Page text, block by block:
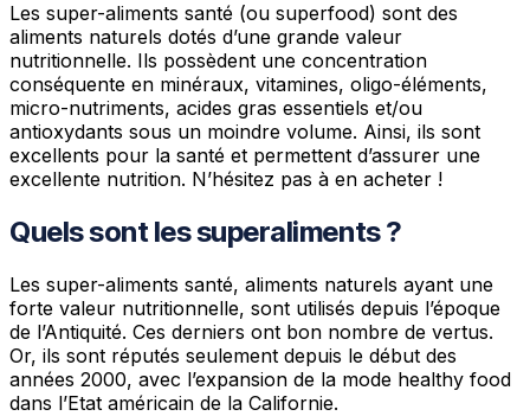
Les super-aliments santé (ou superfood) sont des
aliments naturels dotés d’une grande valeur
nutritionnelle. Ils possèdent une concentration
conséquente en minéraux, vitamines, oligo-éléments,
micro-nutriments, acides gras essentiels et/ou
antioxydants sous un moindre volume. Ainsi, ils sont
excellents pour la santé et permettent d’assurer une
excellente nutrition. N’hésitez pas à en acheter !
Quels sont les superaliments ?
Les super-aliments santé, aliments naturels ayant une
forte valeur nutritionnelle, sont utilisés depuis l’époque
de l’Antiquité. Ces derniers ont bon nombre de vertus.
Or, ils sont réputés seulement depuis le début des
années 2000, avec l’expansion de la mode healthy food
dans l’Etat américain de la Californie.